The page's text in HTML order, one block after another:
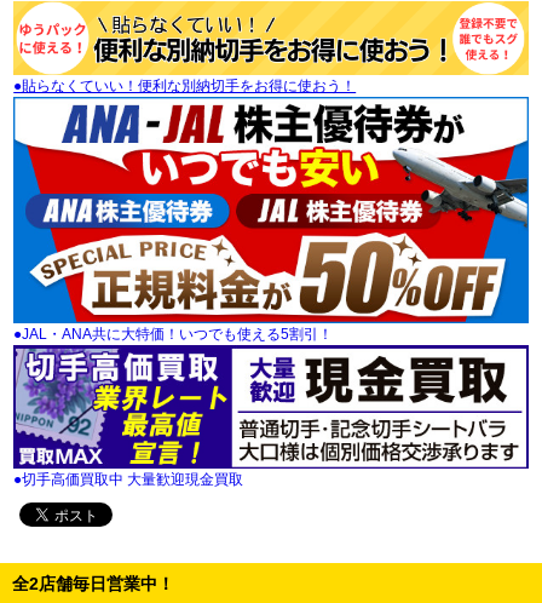
●貼らなくていい！便利な別納切手をお得に使おう！
●JAL・ANA共に大特価！いつでも使える5割引！
●切手高価買取中 大量歓迎現金買取
全2店舗毎日営業中！